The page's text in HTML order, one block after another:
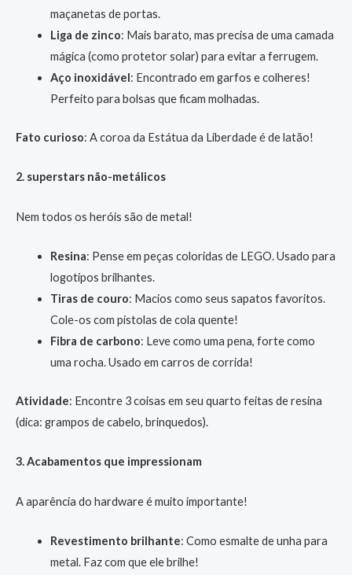
maçanetas de portas.
Liga de zinco: Mais barato, mas precisa de uma camada
mágica (como protetor solar) para evitar a ferrugem.
Aço inoxidável: Encontrado em garfos e colheres!
Perfeito para bolsas que ficam molhadas.
Fato curioso: A coroa da Estátua da Liberdade é de latão!
2. superstars não-metálicos
Nem todos os heróis são de metal!
Resina: Pense em peças coloridas de LEGO. Usado para
logotipos brilhantes.
Tiras de couro: Macios como seus sapatos favoritos.
Cole-os com pistolas de cola quente!
Fibra de carbono: Leve como uma pena, forte como
uma rocha. Usado em carros de corrida!
Atividade: Encontre 3 coisas em seu quarto feitas de resina
(dica: grampos de cabelo, brinquedos).
3. Acabamentos que impressionam
A aparência do hardware é muito importante!
Revestimento brilhante: Como esmalte de unha para
metal. Faz com que ele brilhe!